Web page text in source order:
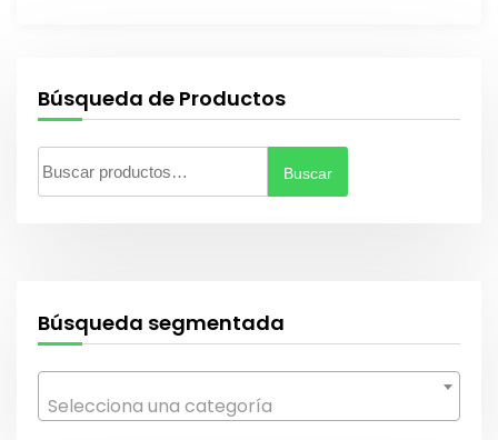
Búsqueda de Productos
B
r
p
o
:
Buscar
Búsqueda segmentada
Selecciona una categoría